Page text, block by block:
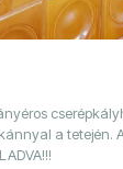
a tetején.